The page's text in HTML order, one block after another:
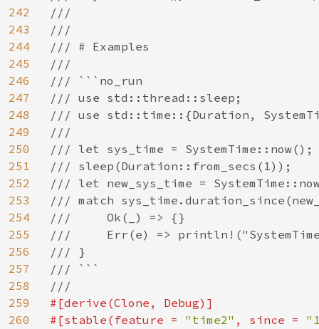
242
243
244
245
246
247
248
249
250
251
252
253
254
255
256
257
258
259
260
///
///
/// # Examples
///
/// ```no_run
/// use std::thread::sleep;
/// use std::time::{Duration,
///
/// let sys_time = SystemTime::now();
/// sleep(Duration::from_secs(1));
/// let new_sys_time =
/// match
///     Ok(_) => {}
///     Err(e) =>
/// }
/// ```
#[derive(Clone, Debug)]
#[stable(feature = "time2" , since =